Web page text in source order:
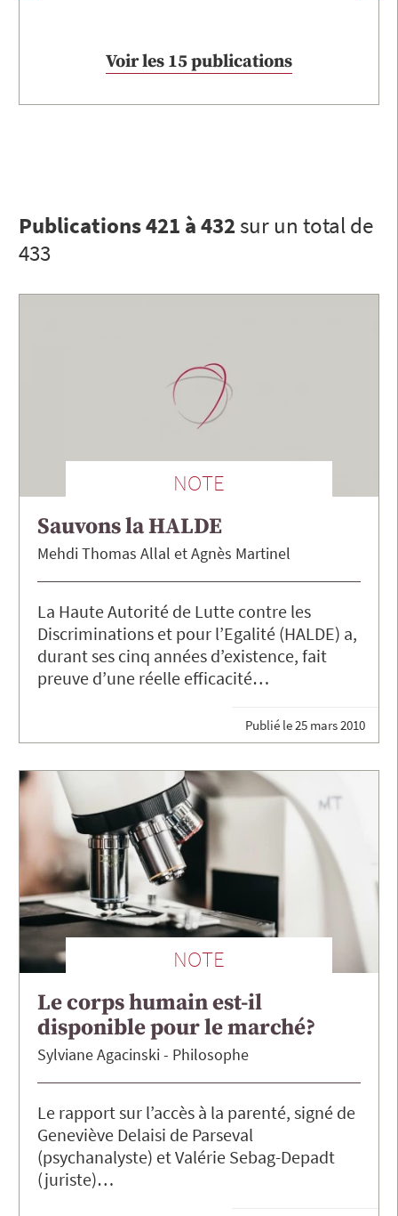
Voir les 15 publications
Publications 421 à 432 sur un total de
433
NOTE
Sauvons la HALDE
Mehdi Thomas Allal Agnès Martinel
La Haute Autorité de Lutte contre les
Discriminations et pour l’Egalité (HALDE) a,
durant ses cinq années d’existence, fait
preuve d’une réelle efficacité…
Publié le25 mars 2010
NOTE
Le corps humain est-il
disponible pour le marché?
SylvianeAgacinski Philosophe
Le rapport sur l’accès à la parenté, signé de
Geneviève Delaisi de Parseval
(psychanalyste) et Valérie Sebag-Depadt
(juriste)…